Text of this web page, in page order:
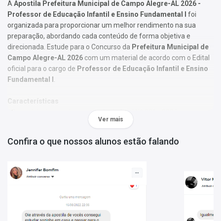
A Apostila Prefeitura Municipal de Campo Alegre-AL 2026 -
Professor de Educação Infantil e Ensino Fundamental I
foi
organizada para proporcionar um melhor rendimento na sua
preparação, abordando cada conteúdo de forma objetiva e
direcionada. Estude para o Concurso da Prefeitura Municipal de
Campo Alegre-AL 2026 com um material de acordo com o Edital
oficial para o cargo de Professor de Educação Infantil e Ensino
Fundamental I
Características
- Material produzido por equipe especializada em concursos
- Você receberá um bônus especial: Curso Online de disciplinas
Obs.: Este material não se limita à bibliografia oficial do edital. Os
temas são abordados conforme o referencial adotado pelos
autores, visando à clareza e à amplitude na preparação.
Ver mais
Confira o que nossos alunos estão falando